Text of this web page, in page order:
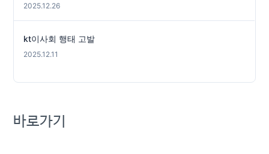
2025.12.26
kt이사회 행태 고발
2025.12.11
바로가기